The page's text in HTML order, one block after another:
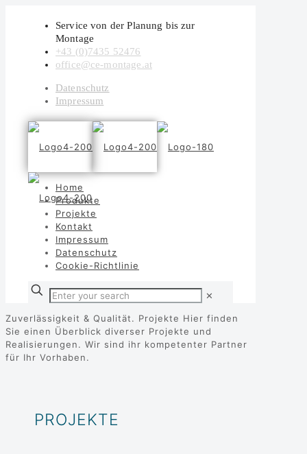
Service von der Planung bis zur
Montage
+43 (0)7435 52476
office@ce-montage.at
Datenschutz
Impressum
Home
Produkte
Projekte
Kontakt
Impressum
Datenschutz
Cookie-Richtlinie
✕
Zuverlässigkeit & Qualität. Projekte Hier finden
Sie einen Überblick diverser Projekte und
Realisierungen. Wir sind ihr kompetenter Partner
für Ihr Vorhaben.
PROJEKTE